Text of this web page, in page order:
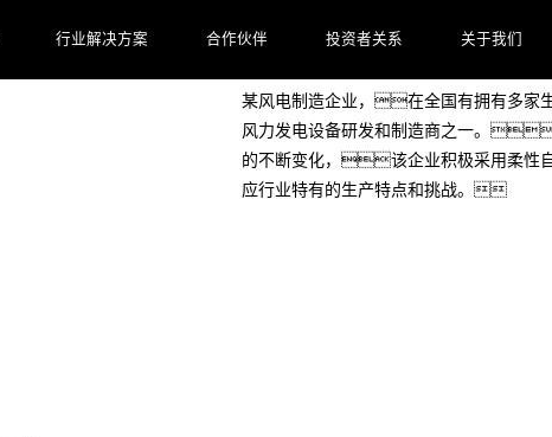
行业解决方案 合作伙伴 投资者关系 关于我们
客户档案
某风电制造企业，在全国有拥有多
风力发电设备研发和制造商之一。
的不断变化，该企业积极采用柔
应行业特有的生产特点和挑战。